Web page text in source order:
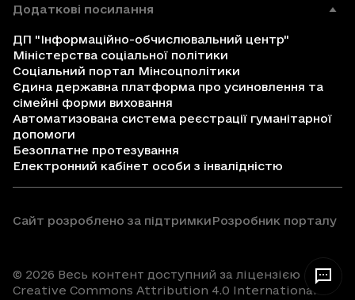
Додаткові посилання
ДП "Інформаційно-обчислювальний центр"
Міністерства соціальної політики
Соціальний портал Мінсоцполітики
Єдина державна платформа про усиновлення та
сімейні форми виховання
Автоматизована система реєстрації гуманітарної
допомоги
Безоплатне протезування
Електронний кабінет особи з інвалідністю
Сайт розроблено за підтримкиРозробник порталу
© 2026 Весь контент доступний за ліцензією
Creative Commons Attribution 4.0 International